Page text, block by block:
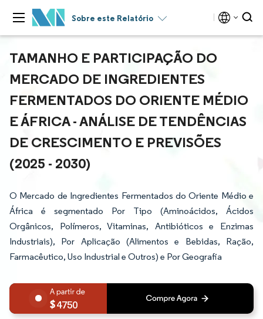
Sobre este Relatório
TAMANHO E PARTICIPAÇÃO DO
MERCADO DE INGREDIENTES
FERMENTADOS DO ORIENTE MÉDIO
E ÁFRICA - ANÁLISE DE TENDÊNCIAS
DE CRESCIMENTO E PREVISÕES
(2025 - 2030)
O Mercado de Ingredientes Fermentados do Oriente Médio e
África é segmentado Por Tipo (Aminoácidos, Ácidos
Orgânicos, Polímeros, Vitaminas, Antibióticos e Enzimas
Industriais), Por Aplicação (Alimentos e Bebidas, Ração,
Farmacêutico, Uso Industrial e Outros) e Por Geografia
4750